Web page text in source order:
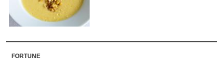
FORTUNE